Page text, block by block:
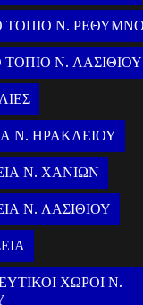
ΤΟΠΙΟ Ν.
ΤΟΠΙΟ Ν. ΛΑΣΙΘΙΟΥ
Ν. ΗΡΑΚΛΕΙΟΥ
Ν. ΧΑΝΙΩΝ
Ν. ΛΑΣΙΘΙΟΥ
ΧΩΡΟΙ Ν.